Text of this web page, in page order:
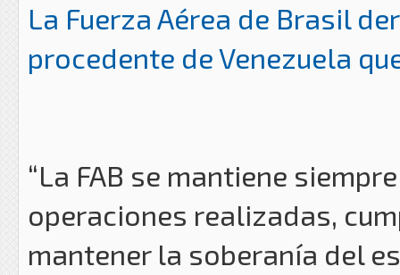
La Fuerza Aérea de Brasil
procedente de Venezuela
“La FAB se mantiene
operaciones realizadas,
mantener la soberanía del